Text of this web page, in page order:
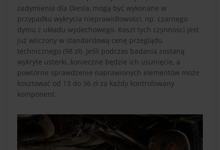
zadymienia dla Diesla, mogą być wykonane w
przypadku wykrycia nieprawidłowości, np. czarnego
dymu z układu wydechowego. Koszt tych czynności jest
już wliczony w standardową cenę przeglądu
technicznego (98 zł). Jeśli podczas badania zostaną
wykryte usterki, konieczne będzie ich usunięcie, a
powtórne sprawdzenie naprawionych elementów może
kosztować od 13 do 36 zł za każdy kontrolowany
komponent.